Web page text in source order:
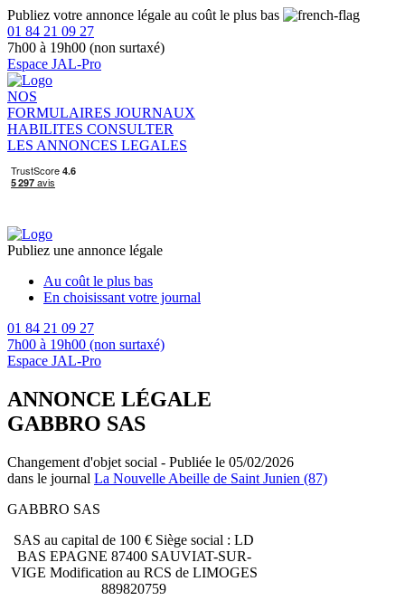
Publiez votre annonce légale au coût le plus bas
01 84 21 09 27
7h00 à 19h00 (non surtaxé)
Espace JAL-Pro
NOS
FORMULAIRES JOURNAUX
HABILITES CONSULTER
LES ANNONCES LEGALES
Publiez une annonce légale
Au coût le plus bas
En choisissant votre journal
01 84 21 09 27
7h00 à 19h00 (non surtaxé)
Espace JAL-Pro
ANNONCE LÉGALE
GABBRO SAS
Changement d'objet social - Publiée le 05/02/2026
dans le journal La Nouvelle Abeille de Saint Junien (87)
GABBRO SAS
SAS au capital de 100 € Siège social : LD
BAS EPAGNE 87400 SAUVIAT-SUR-
VIGE Modification au RCS de LIMOGES
889820759